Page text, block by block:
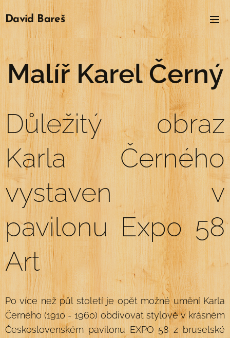
David Bareš
Malíř Karel Černý
Důležitý obraz
Karla Černého
vystaven v
pavilonu Expo 58
Art
Po více než půl století je opět možné umění Karla
Černého (1910 - 1960) obdivovat stylově v krásném
Československém pavilonu EXPO 58 z bruselské